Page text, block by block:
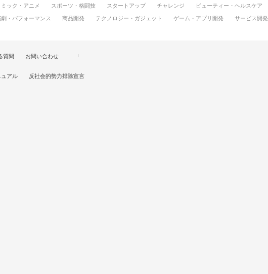
ック・アニメ スポーツ・格闘技 スタートアップ チャレンジ
ビューティー・ヘルスケア
・パフォーマンス 商品開発 テクノロジー・ガジェット ゲーム・アプリ開発 サービス開発
質問 お問い合わせ
アル 反社会的勢力排除宣言